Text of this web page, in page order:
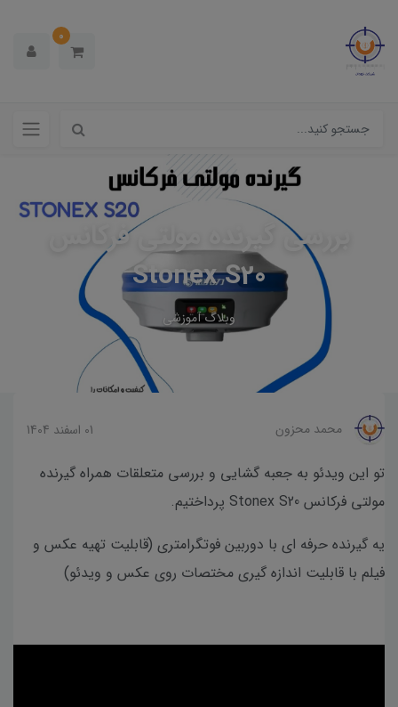
0
بررسی گیرنده مولتی فرکانس
Stonex S20
وبلاگ آموزشی
محمد محزون 01 اسفند 1404
تو این ویدئو به جعبه گشایی و بررسی متعلقات همراه گیرنده
مولتی فرکانس Stonex S20 پرداختیم.
یه گیرنده حرفه ای با دوربین فوتگرامتری (قابلیت تهیه عکس و
فیلم با قابلیت اندازه گیری مختصات روی عکس و ویدئو)